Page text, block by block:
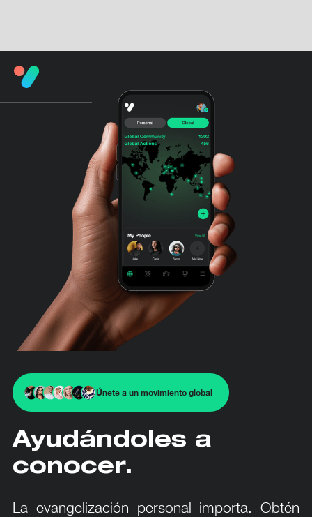
Únete a un movimiento global
Ayudándoles a
conocer.
La evangelización personal importa. Obtén